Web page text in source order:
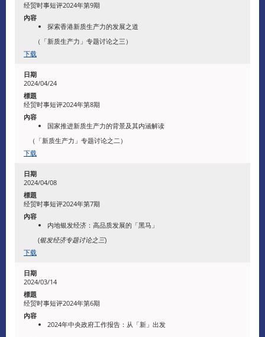
经贸时事短评2024年第9期
探索香港新质生产力的发展之道
​ （「新质生产力」专题讨论之三）
下载
2024/04/24
经贸时事短评2024年第8期
国家推进新质生产力的背景及其内涵解读
​（「新质生产力」专题讨论之二）
下载
2024/04/08
经贸时事短评2024年第7期
内地银发经济：高品质发展的「黑马」
(银发经济专题讨论之三)
下载
2024/03/14
经贸时事短评2024年第6期
2024年中央政府工作报告：从「新」出发